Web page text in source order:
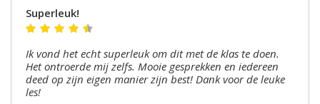
Superleuk!
Ik vond het echt superleuk om dit met de klas te doen.
Het ontroerde mij zelfs. Mooie gesprekken en iedereen
deed op zijn eigen manier zijn best! Dank voor de leuke
les!